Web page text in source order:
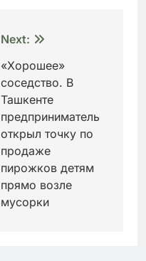
Next:
«Хорошее»
соседство. В
Ташкенте
предприниматель
открыл точку по
продаже
пирожков детям
прямо возле
мусорки